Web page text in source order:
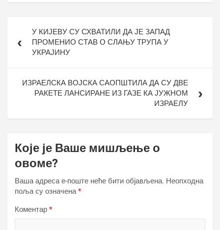
чланкаУ КИЈЕВУ СУ СХВАТИЛИ ДА ЈЕ ЗАПАД
ПРОМЕНИО СТАВ О СЛАЊУ ТРУПА У
УКРАЈИНУ
ИЗРАЕЛСКА ВОЈСКА САОПШТИЛА ДА СУ ДВЕ
РАКЕТЕ ЛАНСИРАНЕ ИЗ ГАЗЕ КА ЈУЖНОМ
ИЗРАЕЛУ
Које је Ваше мишљење о
овоме?
Ваша адреса е-поште неће бити објављена. Неопходна
поља су означена*
Коментар *